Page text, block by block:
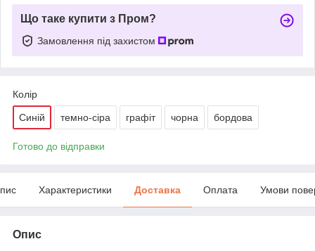
Що таке купити з Пром?
Замовлення під захистом
Колір
Синій темно-сіра графіт чорна бордова
Готово до відправки
Характеристики Доставка Оплата Умови
Опис